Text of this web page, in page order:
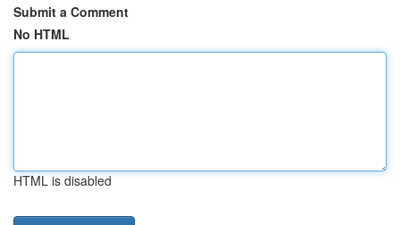
Submit a Comment
No HTML
HTML is disabled